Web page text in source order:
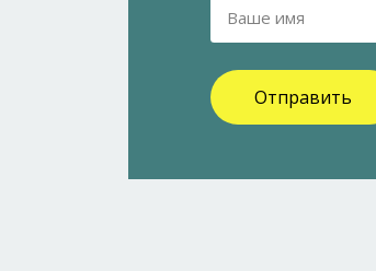
Отправить